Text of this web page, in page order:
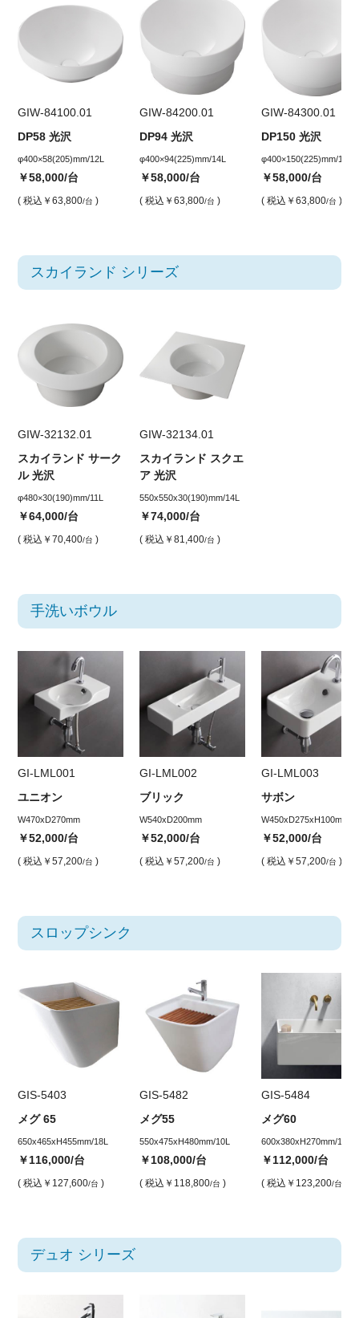
GIW-84100.01
DP58 光沢
φ400×58(205)mm/12L
￥58,000/台
( 税込 ￥63,800/台 )
GIW-84200.01
DP94 光沢
φ400×94(225)mm/14L
￥58,000/台
( 税込 ￥63,800/台 )
GIW-84300.01
DP150 光沢
φ400×150(225)mm/14L
￥58,000/台
( 税込 ￥63,800/台 )
スカイランド シリーズ
GIW-32132.01
スカイランド サーク
ル 光沢
φ480×30(190)mm/11L
￥64,000/台
( 税込 ￥70,400/台 )
GIW-32134.01
スカイランド スクエ
ア 光沢
550x550x30(190)mm/14L
￥74,000/台
( 税込 ￥81,400/台 )
手洗いボウル
GI-LML001
ユニオン
W470xD270mm
￥52,000/台
( 税込 ￥57,200/台 )
GI-LML002
ブリック
W540xD200mm
￥52,000/台
( 税込 ￥57,200/台 )
GI-LML003
サボン
W450xD275xH100mm
￥52,000/台
( 税込 ￥57,200/台 )
スロップシンク
GIS-5403
メグ 65
650x465xH455mm/18L
￥116,000/台
( 税込 ￥127,600/台 )
GIS-5482
メグ55
550x475xH480mm/10L
￥108,000/台
( 税込 ￥118,800/台 )
GIS-5484
メグ60
600x380xH270mm/12L
￥112,000/台
( 税込 ￥123,200/台
デュオ シリーズ